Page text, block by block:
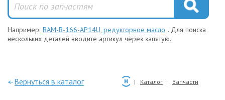
Например: RAM-B-166-AP14U, редукторное масло . Для поиска
нескольких деталей вводите артикул через запятую.
—Вернуться в каталог Каталог Запчасти